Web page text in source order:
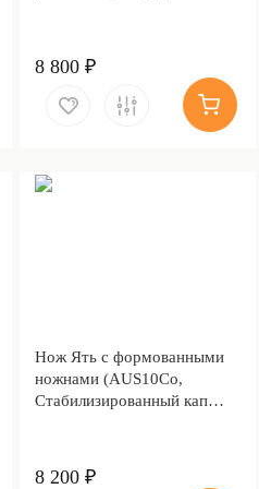
8 800 ₽
Нож Ять с формованными
ножнами (AUS10Co,
Стабилизированный кап
8 200 ₽